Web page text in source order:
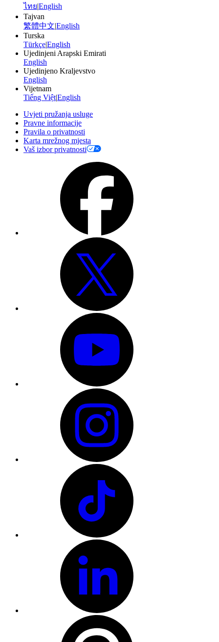
ไทย|English
Tajvan
繁體中文|English
Turska
Türkçe|English
Ujedinjeni Arapski Emirati
English
Ujedinjeno Kraljevstvo
English
Vijetnam
Tiếng Việt|English
Uvjeti pružanja usluge
Pravne informacije
Pravila o privatnosti
Karta mrežnog mjesta
Vaš izbor privatnosti